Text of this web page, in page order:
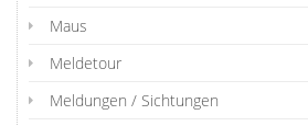
Maus
Meldetour
Meldungen / Sichtungen